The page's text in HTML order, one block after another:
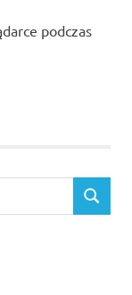
podczas
SEARCH